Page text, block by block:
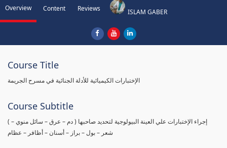
Overview Content Reviews ISLAM GABER
Course Title
الإختبارات الكيميائية للأدلة الجنائية في مسرح الجريمة
Course Subtitle
( إجراء الإختبارات علي العينة البيولوجية لتحديد صاحبها ( دم – عرق – سائل منوي –
شعر – بول – براز – أسنان – أظافر – عظام